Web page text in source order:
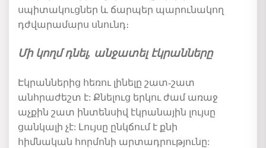
սպիտակուցներ և ճարպեր պարունակող
դժվարամարս սնունդ։
Մի կողմ դնել, անջատել էկրանները
Էկրաններից հեռու լինելը շատ-շատ
անհրաժեշտ է: Քնելուց երկու ժամ առաջ
աչքին շատ ինտենսիվ էկրանային լույսը
ցանկալի չէ: Լույսը ընկճում է քնի
հիմնական հորմոնի արտադրությունը: